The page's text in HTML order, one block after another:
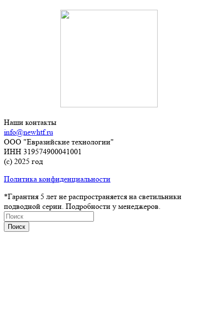
Наши контакты
info@newhtf.ru
ООО "Евразийские технологии"
ИНН 319574900041001
(с) 2025 год
Политика конфиденциальности
*Гарантия 5 лет не распространяется на светильники
подводной серии. Подробности у менеджеров.
Поиск